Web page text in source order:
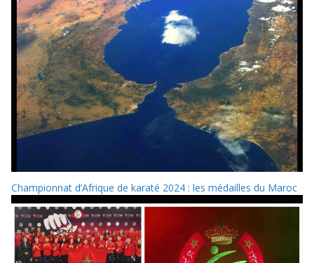
Championnat d’Afrique de karaté 2024 : les médailles du Maroc